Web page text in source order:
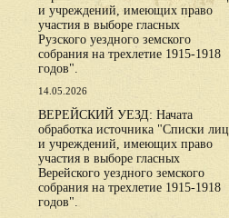
и учреждений, имеющих право
участия в выборе гласных
Рузского уездного земского
собрания на трехлетие 1915-1918
годов".
14.05.2026
ВЕРЕЙСКИЙ УЕЗД: Начата
обработка источника "Списки лиц
и учреждений, имеющих право
участия в выборе гласных
Верейского уездного земского
собрания на трехлетие 1915-1918
годов".